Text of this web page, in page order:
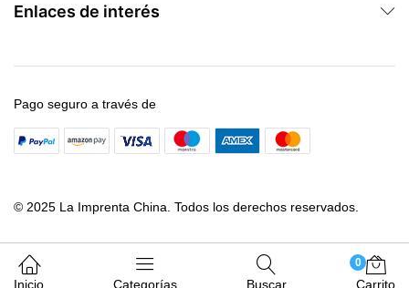
Enlaces de interés
© 2025 La Imprenta China. Todos los derechos reservados.
Pago seguro a través de
Inicio Categorías Buscar
0
Carrito